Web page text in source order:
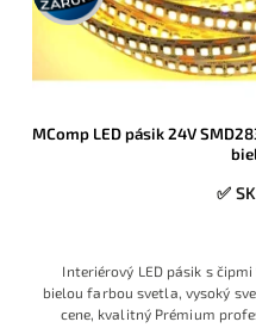
MComp LED pásik 24V
✅
Interiérový LED pásik s
bielou farbou svetla, vysoký
cene, kvalitný Prémium